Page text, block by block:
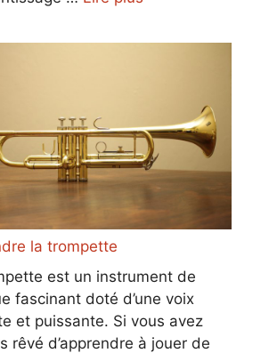
la trompette
est un instrument de
fascinant doté d’une voix
et puissante. Si vous avez
rêvé d’apprendre à jouer de